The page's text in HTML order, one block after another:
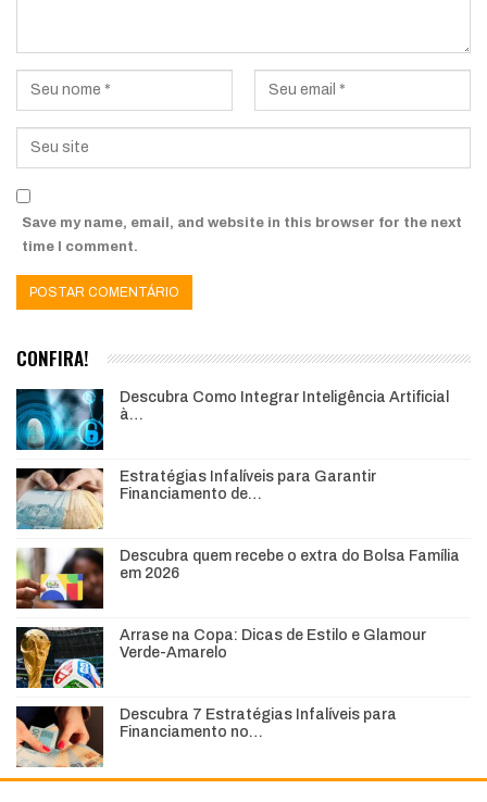
Save my name, email, and website in this browser for the next
time I comment.
CONFIRA!
Descubra Como Integrar Inteligência Artificial
à…
Estratégias Infalíveis para Garantir
Financiamento de…
Descubra quem recebe o extra do Bolsa Família
em 2026
Arrase na Copa: Dicas de Estilo e Glamour
Verde-Amarelo
Descubra 7 Estratégias Infalíveis para
Financiamento no…